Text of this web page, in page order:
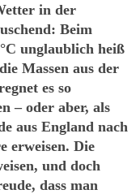
in der
Beim
unglaublich heiß
Massen aus der
es so
– oder aber, als
aus England nach
erweisen. Die
und doch
dass man